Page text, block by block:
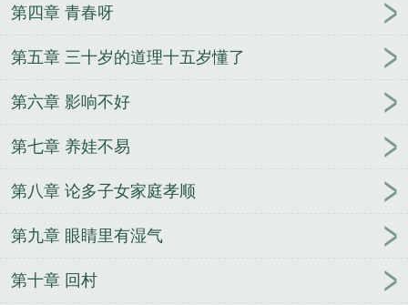
第四章 青春呀
第五章 三十岁的道理十五岁懂了
第六章 影响不好
第七章 养娃不易
第八章 论多子女家庭孝顺
第九章 眼睛里有湿气
第十章 回村